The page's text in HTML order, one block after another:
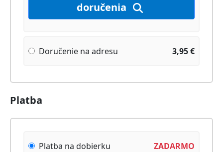
doručenia
Doručenie na adresu 3,95€
Platba
Platba na dobierku ZADARMO